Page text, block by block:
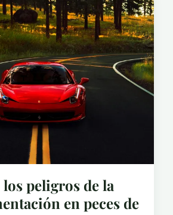
peligros de la
en peces de